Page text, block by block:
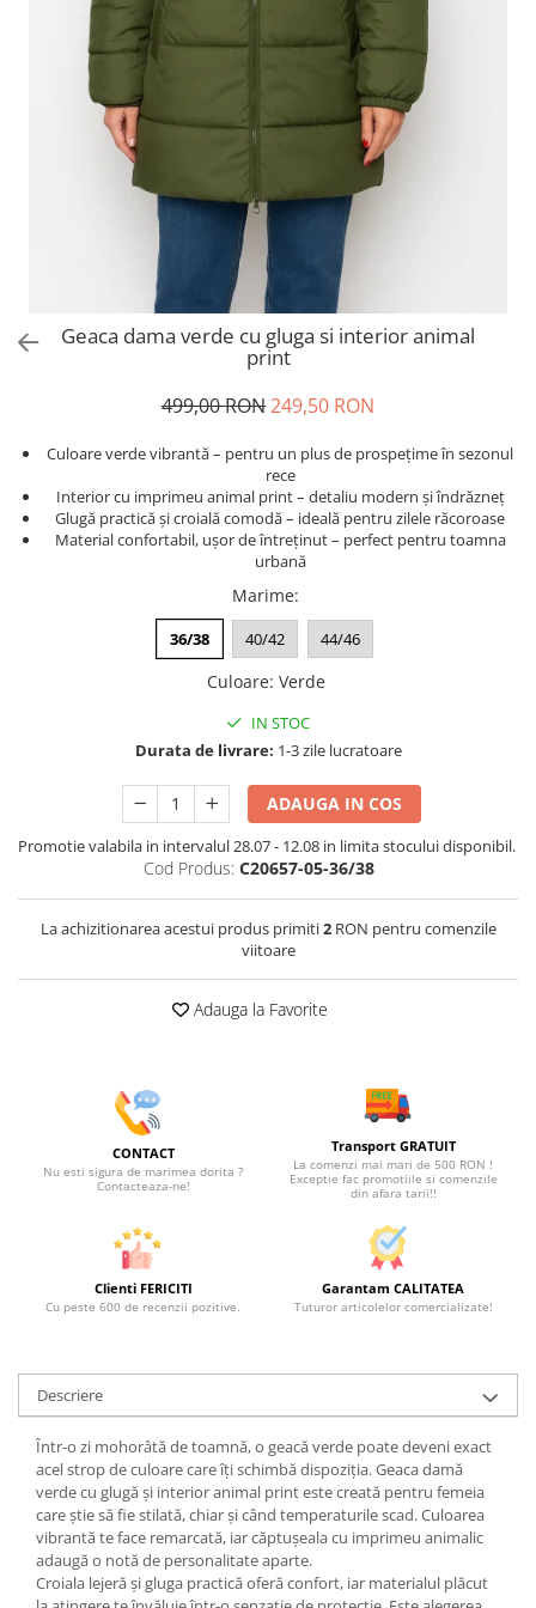
Tricouri si topuri
Rochii de eveniment
Geaca dama verde cu gluga si interior animal
print
499,00 RON249,50 RON
Culoare verde vibrantă – pentru un plus de prospețime în sezonul
rece
Interior cu imprimeu animal print – detaliu modern și îndrăzneț
Glugă practică și croială comodă – ideală pentru zilele răcoroase
Material confortabil, ușor de întreținut – perfect pentru toamna
urbană
Marime:
36/38 40/42 44/46
Culoare: Verde
IN STOC
Durata de livrare: 1-3 zile lucratoare
ADAUGA IN COS
Promotie valabila in intervalul 28.07 - 12.08 in limita stocului disponibil.
Cod Produs: C20657-05-36/38
La achizitionarea acestui produs primiti2RON pentru comenzile
viitoare
Adauga la Favorite
CONTACT
Nu esti sigura de marimea dorita ?
Contacteaza-ne!
Transport GRATUIT
La comenzi mai mari de 500 RON !
Exceptie fac promotiile si comenzile
din afara tarii!!
Clienti FERICITI
Cu peste 600 de recenzii pozitive.
Garantam CALITATEA
Tuturor articolelor comercializate!
Descriere
Într-o zi mohorâtă de toamnă, o geacă verde poate deveni exact
acel strop de culoare care îți schimbă dispoziția. Geaca damă
verde cu glugă și interior animal print este creată pentru femeia
care știe să fie stilată, chiar și când temperaturile scad. Culoarea
vibrantă te face remarcată, iar căptușeala cu imprimeu animalic
adaugă o notă de personalitate aparte.
Croiala lejeră și gluga practică oferă confort, iar materialul plăcut